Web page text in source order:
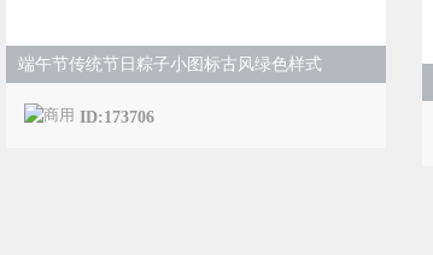
端午节传统节日粽子小图标古风绿色样式
ID:173706